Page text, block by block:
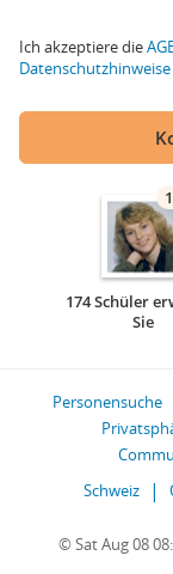
Ich akzeptiere die
Datenschutzhinweise
174 Schüler
Sie
Personensuche
Schweiz
© Sat Aug 08